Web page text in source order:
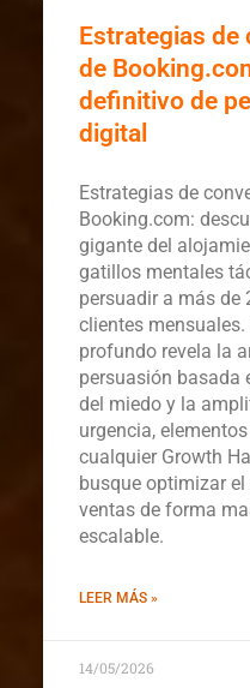
Estrategias de
de
definitivo de
digital
Estrategias de
Booking.com:
gigante del
gatillos mentales
persuadir a más de
clientes
profundo revela la
persuasión basada
del miedo y la
urgencia,
cualquier Growth
busque optimizar
ventas de forma
escalable.
LEER MÁS »
14/05/2026